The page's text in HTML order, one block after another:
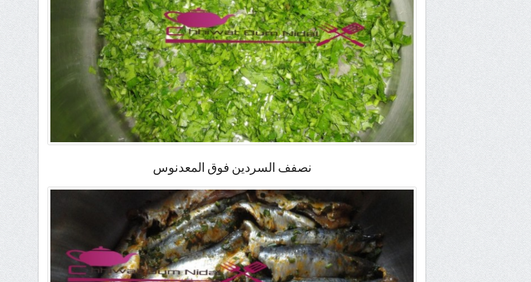
نصفف السردين فوق المعدنوس